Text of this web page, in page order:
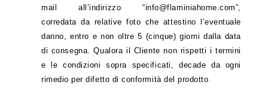
mail all’indirizzo “info@flaminiahome.com”,
corredata da relative foto che attestino l’eventuale
danno, entro e non oltre 5 (cinque) giorni dalla data
di consegna. Qualora il Cliente non rispetti i termini
e le condizioni sopra specificati, decade da ogni
rimedio per difetto di conformità del prodotto